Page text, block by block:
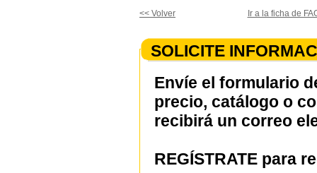
<< Volver Ir a la ficha de
SOLICITE
Envíe el formulario
precio, catálogo o
recibirá un correo
REGÍSTRATE para